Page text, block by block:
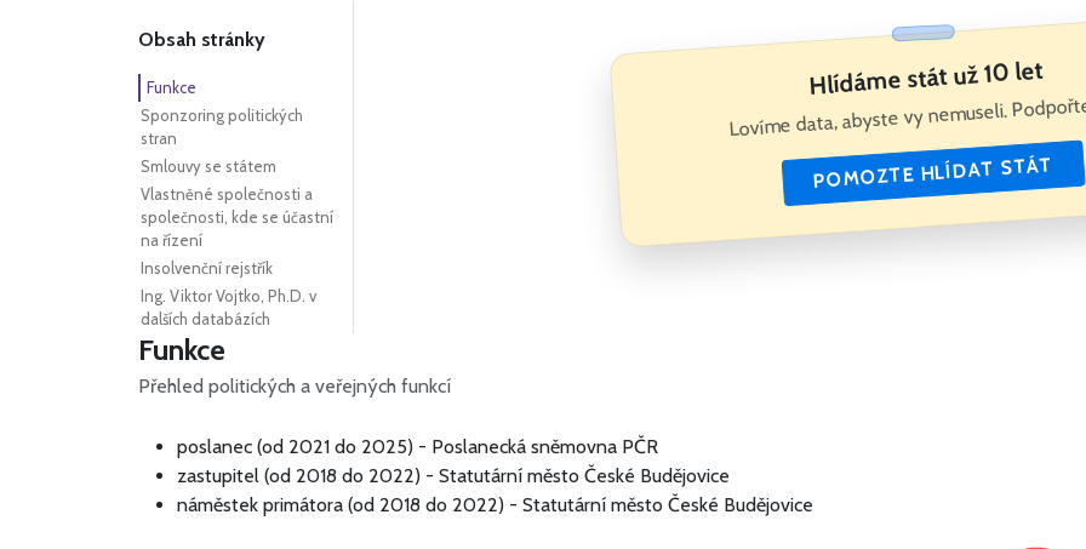
Obsah stránky
Funkce
Sponzoring politických
stran
Smlouvy se státem
Vlastněné společnosti a
společnosti, kde se účastní
na řízení
Insolvenční rejstřík
Ing. Viktor Vojtko, Ph.D. v
dalších databázích
Hlídáme stát už 10 let
Lovíme data, abyste vy nemuseli.
POMOZTE HLÍDAT STÁT
Funkce
Přehled politických a veřejných funkcí
poslanec (od 2021 do 2025) - Poslanecká sněmovna PČR
zastupitel (od 2018 do 2022) - Statutární město České Budějovice
náměstek primátora (od 2018 do 2022) - Statutární město České Budějovice